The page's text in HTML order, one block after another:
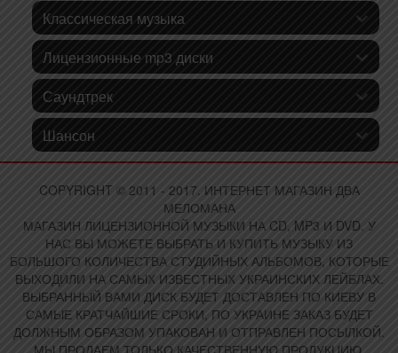
Классическая музыка
Лицензионные mp3 диски
Саундтрек
Шансон
COPYRIGHT © 2011 - 2017. ИНТЕРНЕТ МАГАЗИН ДВА
МЕЛОМАНА
МАГАЗИН ЛИЦЕНЗИОННОЙ МУЗЫКИ НА CD, MP3 И DVD. У
НАС ВЫ МОЖЕТЕ ВЫБРАТЬ И КУПИТЬ МУЗЫКУ ИЗ
БОЛЬШОГО КОЛИЧЕСТВА СТУДИЙНЫХ АЛЬБОМОВ, КОТОРЫЕ
ВЫХОДИЛИ НА САМЫХ ИЗВЕСТНЫХ УКРАИНСКИХ ЛЕЙБЛАХ.
ВЫБРАННЫЙ ВАМИ ДИСК БУДЕТ ДОСТАВЛЕН ПО КИЕВУ В
САМЫЕ КРАТЧАЙШИЕ СРОКИ, ПО УКРАИНЕ ЗАКАЗ БУДЕТ
ДОЛЖНЫМ ОБРАЗОМ УПАКОВАН И ОТПРАВЛЕН ПОСЫЛКОЙ.